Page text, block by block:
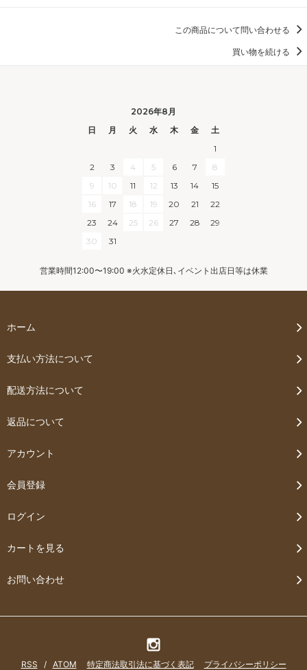
この商品について問い合わせる
買い物を続ける
2026年8月
日
月 火 水 木 金
土
1
2
3 4 5 6 7
8
9
10 11 12 13 14
15
16
17 18 19 20 21
22
23
24 25 26 27 28
29
30
31
営業時間12:00〜19:00 ※火水定休日､イベント出店日等は休業
ホーム
支払い方法について
配送方法について
返品について
アカウント
会員登録
ログイン
カートを見る
お問い合わせ
RSS / ATOM 特定商法取引法に基づく表記 プライバシーポリシー